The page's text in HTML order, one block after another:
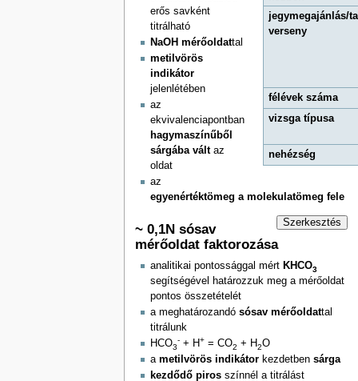
jegymegajánlás/
verseny
félévek száma
vizsga típusa
nehézség
erős savként
titrálható
NaOH mérőoldattal
metilvörös
indikátor
jelenlétében
az
ekvivalenciapontban
hagymaszínűből
sárgába váltaz
oldat
az
egyenértéktömeg a molekulatömeg fele
Szerkesztés
~ 0,1N sósav
mérőoldat faktorozása
analitikai pontossággal mért KHCO3
segítségével határozzuk meg a mérőoldat
pontos összetételét
a meghatározandó sósav mérőoldattal
titrálunk
HCO3
-+ H+= CO2 + H2O
a metilvörös indikátorkezdetben sárga
kezdődő pirosszínnél a titrálást